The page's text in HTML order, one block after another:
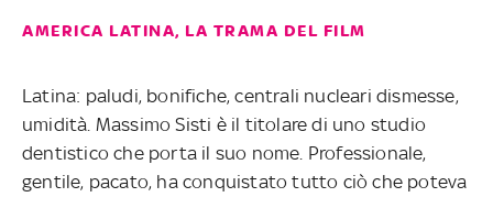
AMERICA LATINA, LA TRAMA DEL FILM
Latina: paludi, bonifiche, centrali nucleari dismesse,
umidità. Massimo Sisti è il titolare di uno studio
dentistico che porta il suo nome. Professionale,
gentile, pacato, ha conquistato tutto ciò che poteva